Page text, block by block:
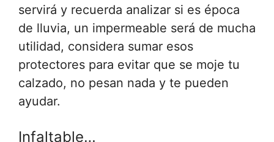
servirá y recuerda analizar si es época
de lluvia, un impermeable será de mucha
utilidad, considera sumar esos
protectores para evitar que se moje tu
calzado, no pesan nada y te pueden
ayudar.
Infaltable…